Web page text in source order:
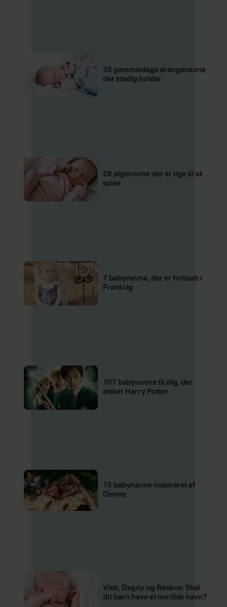
35 gammeldags drengenavne
der stadig holder
29 pigenavne der er lige til at
spise
7 babynavne, der er forbudt i
Frankrig
107 babynavne til dig, der
elsker Harry Potter
15 babynavne inspireret af
Disney
Visti, Dagny og Røskva: Skal
dit barn have et nordisk navn?